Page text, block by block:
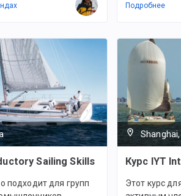
Подробнее
Sailing Skills
подходит для групп
Курс IYT
Этот курс